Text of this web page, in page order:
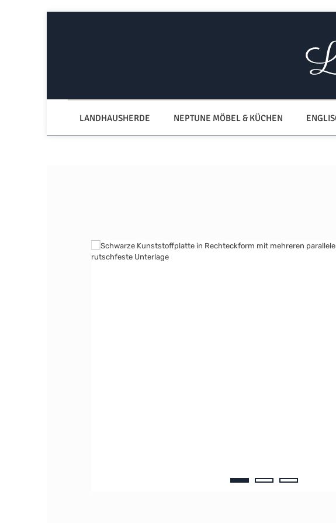
LANDHAUSHERDE NEPTUNE MÖBEL & KÜCHEN
Bildergalerie überspringen